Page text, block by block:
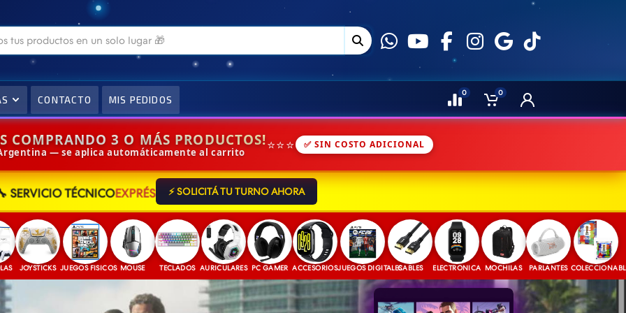
CONTACTO MIS PEDIDOS
0 0
COMPRANDO 3 O MÁS PRODUCTOS!
— se aplica automáticamente al carrito ⭐⭐⭐ ✅ SIN COSTO ADICIONAL
SERVICIO TÉCNICOEXPRÉS ⚡ SOLICITÁ TU TURNO AHORA
JUEGOS FISICOS MOUSE TECLADOS AURICULARES PC GAMER ACCESORIOSJUEGOS DIGITALESCABLES ELECTRONICA MOCHILAS PARLANTES COLECCIONABLES